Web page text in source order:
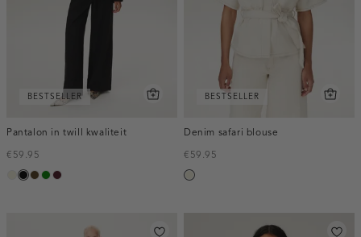
BESTSELLER
Pantalon in twill kwaliteit
€59.95
ecru
zwart
toffee
groenpruim,
BESTSELLER
Denim safari blouse
€59.95
ecru